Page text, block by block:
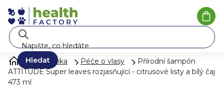
na
obsah
Hledat
Kosmetika Péče o vlasy
Přírodní šampón
ATTITUDE Super leaves rozjasňující - citrusové listy a bílý čaj
473 ml